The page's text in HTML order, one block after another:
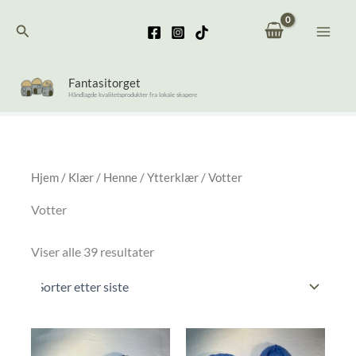
rettSøk
Fantasitorget
Håndlagde kvalitetsprodukter fra lokale skapere
Hjem / Klær / Henne /Ytterklær / Votter
Votter
Viser alle 39 resultaterSortert